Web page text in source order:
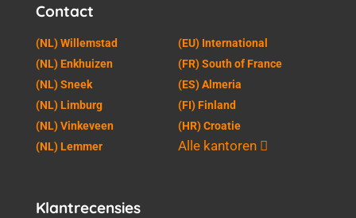
Contact
(NL) Willemstad
(NL) Enkhuizen
(NL) Sneek
(NL) Limburg
(NL) Vinkeveen
(NL) Lemmer
(EU) International
(FR) South of France
(ES) Almeria
(FI) Finland
(HR) Croatie
Alle kantoren
Klantrecensies